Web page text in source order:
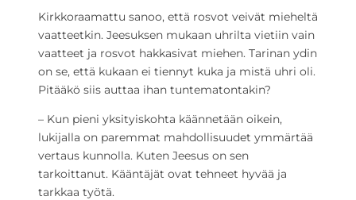
Kirkkoraamattu sanoo, että rosvot veivät mieheltä
vaatteetkin. Jeesuksen mukaan uhrilta vietiin vain
vaatteet ja rosvot hakkasivat miehen. Tarinan ydin
on se, että kukaan ei tiennyt kuka ja mistä uhri oli.
Pitääkö siis auttaa ihan tuntematontakin?
– Kun pieni yksityiskohta käännetään oikein,
lukijalla on paremmat mahdollisuudet ymmärtää
vertaus kunnolla. Kuten Jeesus on sen
tarkoittanut. Kääntäjät ovat tehneet hyvää ja
tarkkaa työtä.